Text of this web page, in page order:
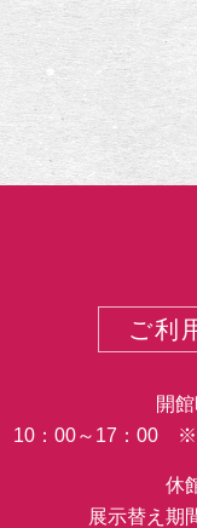
ご利
開
10：00～17：00 ※
休
展示替え期